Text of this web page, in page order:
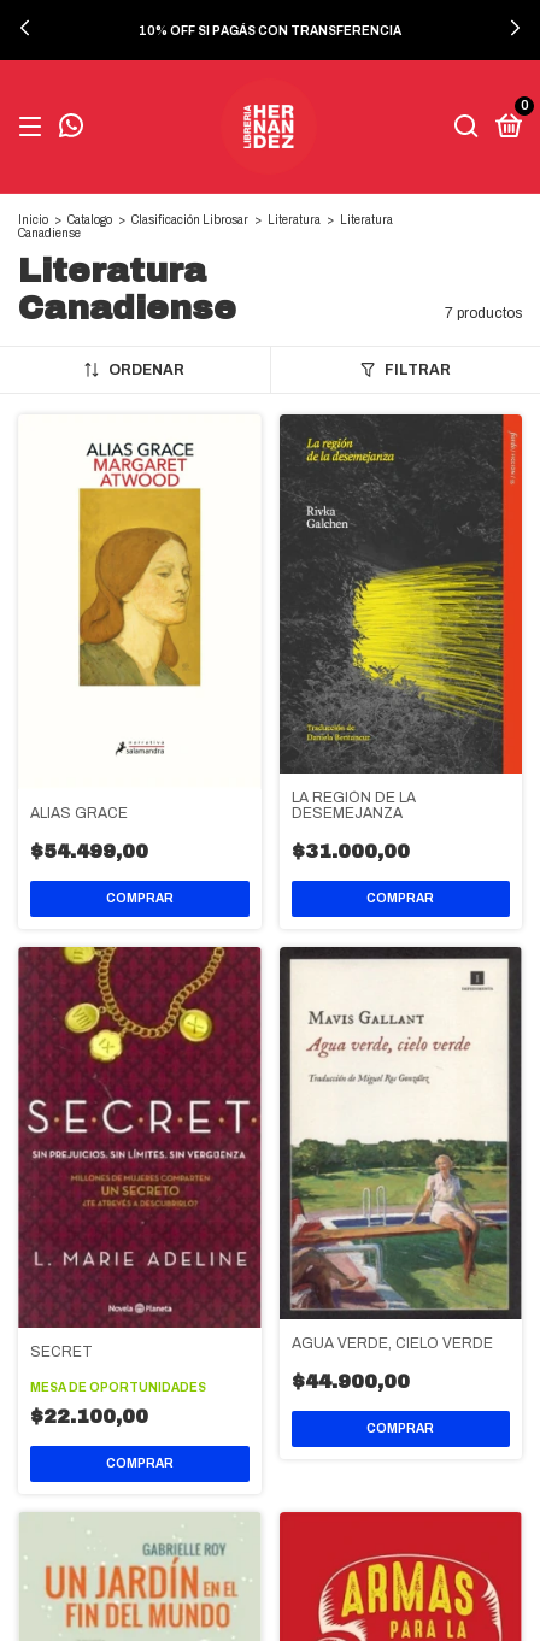
10% OFF SI PAGÁS CON TRANSFERENCIA
0
Inicio > Catalogo > Clasificación Librosar > Literatura >
Literatura
Canadiense
Literatura
Canadiense
7 productos
ORDENAR FILTRAR
ALIAS GRACE
$54.499,00
LA REGIÓN DE LA
DESEMEJANZA
$31.000,00
SECRET
MESA DE OPORTUNIDADES
$22.100,00
AGUA VERDE, CIELO VERDE
$44.900,00